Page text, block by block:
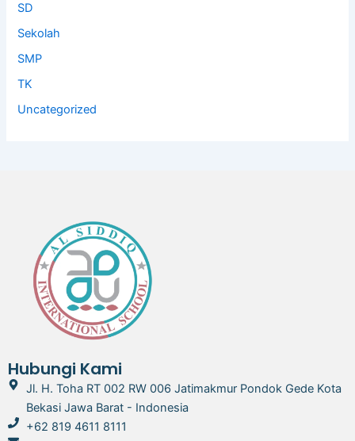
SD
Sekolah
SMP
TK
Uncategorized
Hubungi Kami
Jl. H. Toha RT 002 RW 006 Jatimakmur Pondok Gede Kota
Bekasi Jawa Barat - Indonesia
+62 819 4611 8111